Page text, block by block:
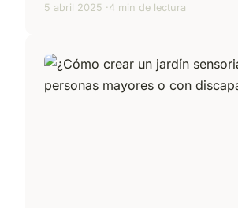
5 abril 2025 4 min de lectura